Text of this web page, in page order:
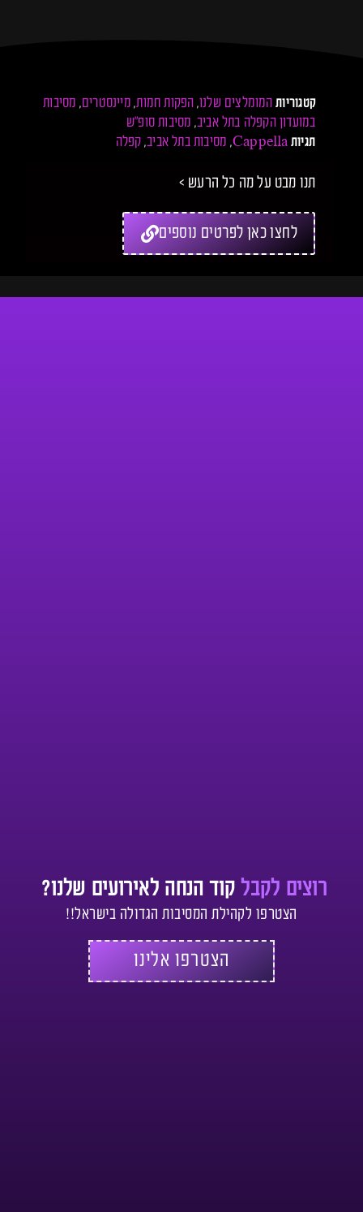
קטגוריות המומלצים שלנו, הפקות חמות, מיינסטרים, מסיבות
במועדון הקפלה בתל אביב, מסיבות סופ"ש
תגיות Cappella
, מסיבות בתל אביב, קפלה
תנו מבט על מה כל הרעש >
לחצו כאן לפרטים נוספים
רוצים לקבל קוד הנחה לאירועים שלנו?
הצטרפו לקהילת המסיבות הגדולה בישראל!!
הצטרפו אלינו